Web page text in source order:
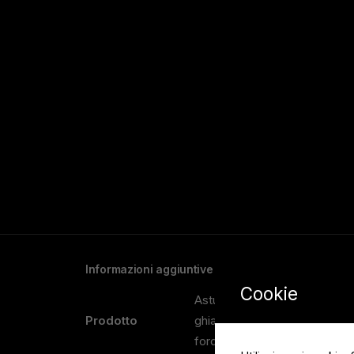
Informazioni aggiuntive
Prodotto
Astuccio per vino quadrato,
ghiaccio, Sottobicchieri (6
fordjack
Cookie